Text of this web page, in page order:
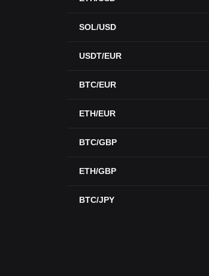
SOL/USD
USDT/EUR
BTC/EUR
ETH/EUR
BTC/GBP
ETH/GBP
BTC/JPY